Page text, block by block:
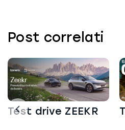
Post correlati
Test drive ZEEKR